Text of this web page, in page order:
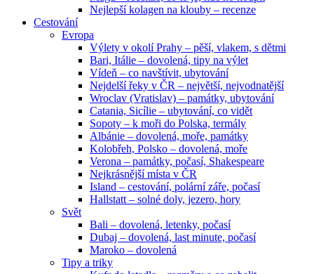
Nejlepší kolagen na klouby – recenze
Cestování
Evropa
Výlety v okolí Prahy – pěší, vlakem, s dětmi
Bari, Itálie – dovolená, tipy na výlet
Vídeň – co navštívit, ubytování
Nejdelší řeky v ČR – největší, nejvodnatější
Wroclav (Vratislav) – památky, ubytování
Catania, Sicílie – ubytování, co vidět
Sopoty – k moři do Polska, termály
Albánie – dovolená, moře, památky
Kolobřeh, Polsko – dovolená, moře
Verona – památky, počasí, Shakespeare
Nejkrásnější místa v ČR
Island – cestování, polární záře, počasí
Hallstatt – solné doly, jezero, hory
Svět
Bali – dovolená, letenky, počasí
Dubaj – dovolená, last minute, počasí
Maroko – dovolená
Tipy a triky